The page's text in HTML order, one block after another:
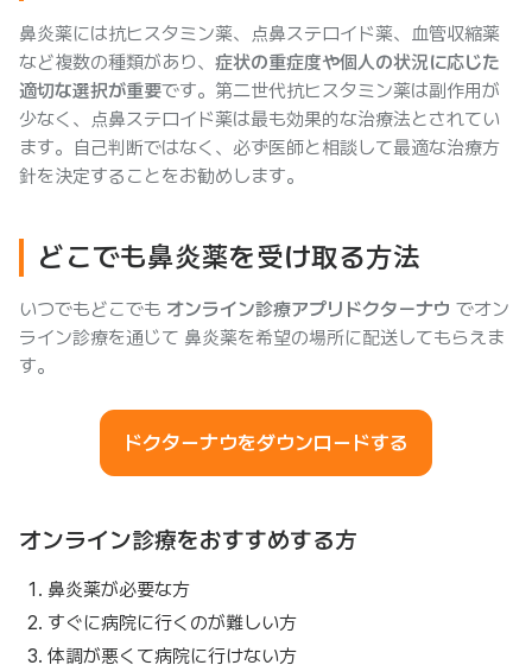
鼻炎薬には抗ヒスタミン薬、点鼻ステロイド薬、血管収縮薬
など複数の種類があり、 症状の重症度や個人の状況に応じた
適切な選択が重要です。第二世代抗ヒスタミン薬は副作用が
少なく、点鼻ステロイド薬は最も効果的な治療法とされてい
ます。自己判断ではなく、必ず医師と相談して最適な治療方
針を決定することをお勧めします。
どこでも鼻炎薬を受け取る方法
いつでもどこでも オンライン診療アプリドクターナウ でオン
ライン診療を通じて 鼻炎薬を希望の場所に配送してもらえま
す。
ドクターナウをダウンロードする
オンライン診療をおすすめする方
鼻炎薬が必要な方
すぐに病院に行くのが難しい方
体調が悪くて病院に行けない方